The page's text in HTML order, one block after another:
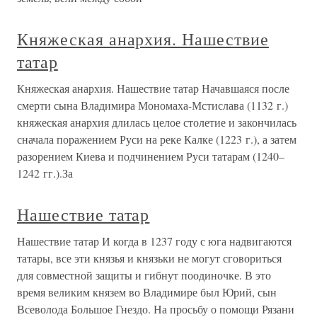
Княжеская анархия. Нашествие
татар
Княжеская анархия. Нашествие татар Начавшаяся после
смерти сына Владимира Мономаха-Мстислава (1132 г.)
княжеская анархия длилась целое столетие и закончилась
сначала поражением Руси на реке Калке (1223 г.), а затем
разорением Киева и подчинением Руси татарам (1240–
1242 гг.).За
Нашествие татар
Нашествие татар И когда в 1237 году с юга надвигаются
татары, все эти князья и князьки не могут сговориться
для совместной защиты и гибнут поодиночке. В это
время великим князем во Владимире был Юрий, сын
Всеволода Большое Гнездо. На просьбу о помощи Рязани